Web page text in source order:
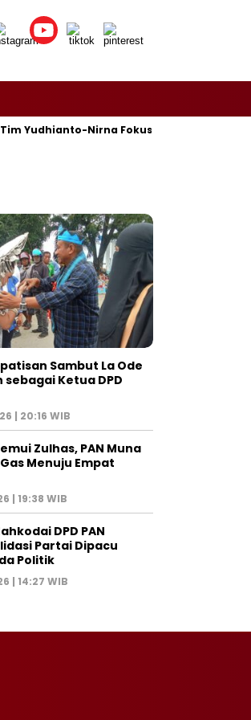
Yudhianto-Nirna Fokus Siapkan Bukti di MK
Sambut La Ode
sebagai Ketua DPD
| 20:16 WIB
Zulhas, PAN Muna
Menuju Empat
| 19:38 WIB
DPD PAN
Partai Dipacu
Politik
| 14:27 WIB